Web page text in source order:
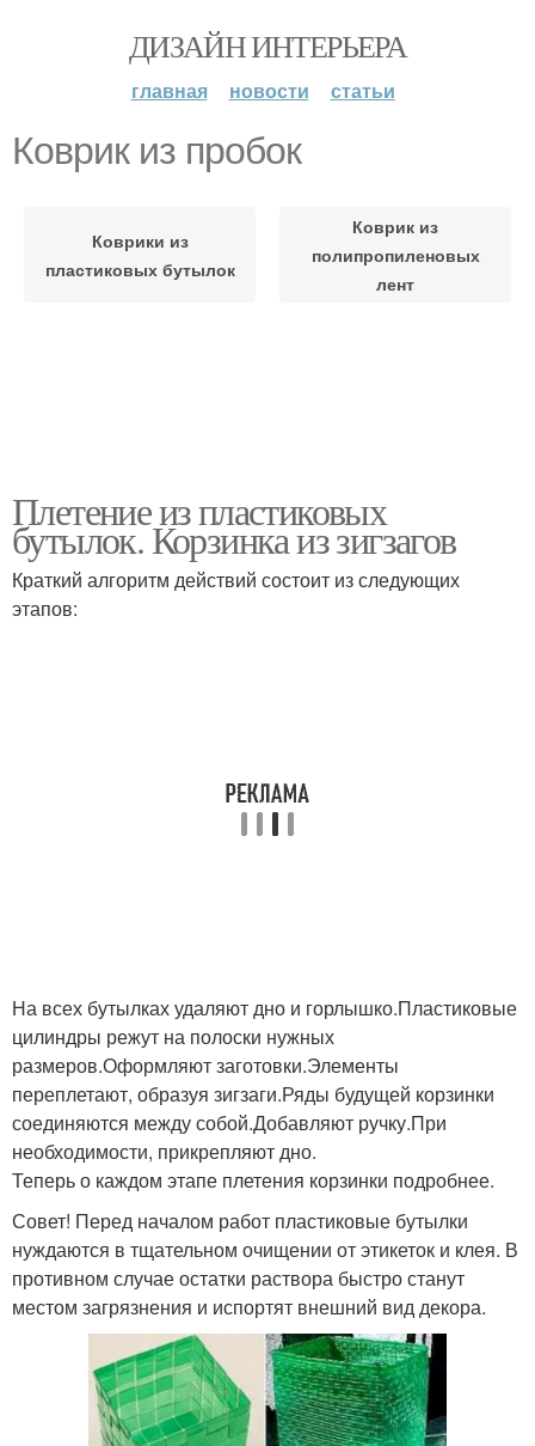
ДИЗАЙН ИНТЕРЬЕРА
главная новости статьи
Коврик из пробок
Коврики из
пластиковых бутылок
Коврик из
полипропиленовых
лент
Плетение из пластиковых
бутылок. Корзинка из зигзагов
Краткий алгоритм действий состоит из следующих
этапов:
На всех бутылках удаляют дно и горлышко.Пластиковые
цилиндры режут на полоски нужных
размеров.Оформляют заготовки.Элементы
переплетают, образуя зигзаги.Ряды будущей корзинки
соединяются между собой.Добавляют ручку.При
необходимости, прикрепляют дно.
Теперь о каждом этапе плетения корзинки подробнее.
Совет! Перед началом работ пластиковые бутылки
нуждаются в тщательном очищении от этикеток и клея. В
противном случае остатки раствора быстро станут
местом загрязнения и испортят внешний вид декора.